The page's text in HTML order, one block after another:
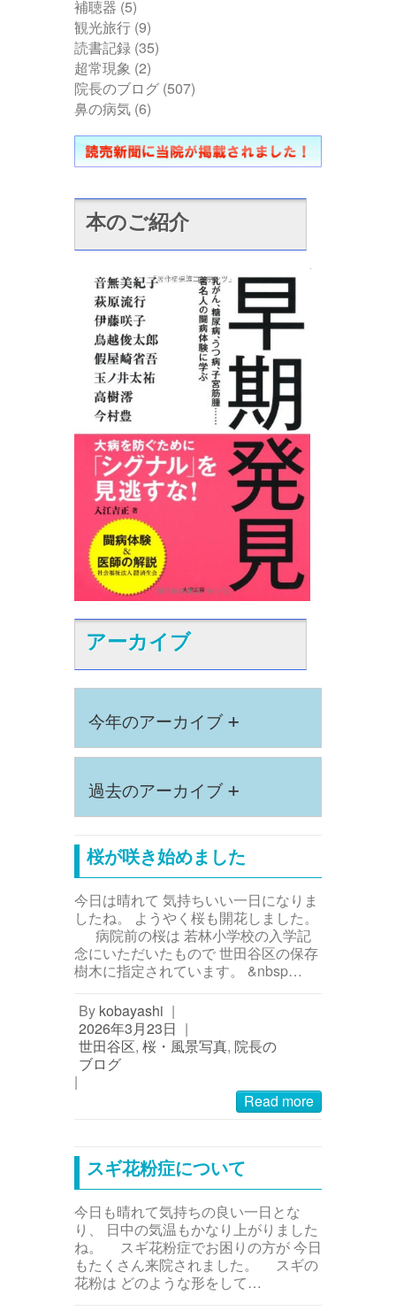
補聴器 (5)
観光旅行 (9)
読書記録 (35)
超常現象 (2)
院長のブログ (507)
鼻の病気 (6)
本のご紹介
アーカイブ
今年のアーカイブ +
過去のアーカイブ +
桜が咲き始めました
今日は晴れて 気持ちいい一日になりま
したね。 ようやく桜も開花しました。
病院前の桜は 若林小学校の入学記
念にいただいたもので 世田谷区の保存
樹木に指定されています。 &nbsp…
By kobayashi |
2026年3月23日 |
世田谷区, 桜・風景写真, 院長の
ブログ
|
Read more
スギ花粉症について
今日も晴れて気持ちの良い一日とな
り、 日中の気温もかなり上がりました
ね。 スギ花粉症でお困りの方が 今日
もたくさん来院されました。 スギの
花粉は どのような形をして…